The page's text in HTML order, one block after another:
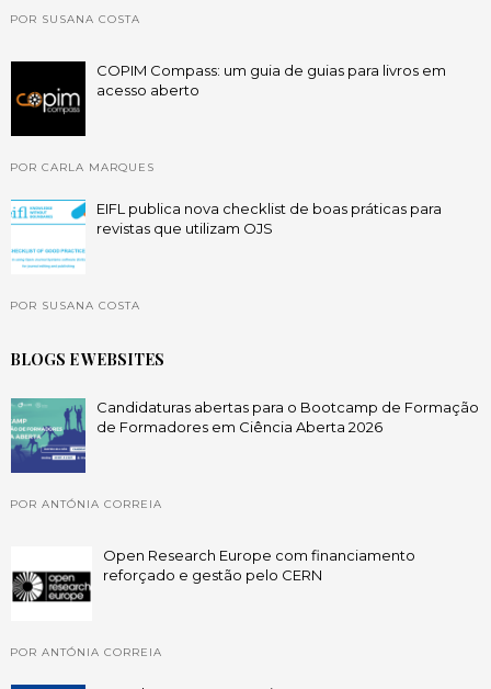
POR SUSANA COSTA
COPIM Compass: um guia de guias para livros em
acesso aberto
POR CARLA MARQUES
EIFL publica nova checklist de boas práticas para
revistas que utilizam OJS
POR SUSANA COSTA
BLOGS E WEBSITES
Candidaturas abertas para o Bootcamp de Formação
de Formadores em Ciência Aberta 2026
POR ANTÓNIA CORREIA
Open Research Europe com financiamento
reforçado e gestão pelo CERN
POR ANTÓNIA CORREIA